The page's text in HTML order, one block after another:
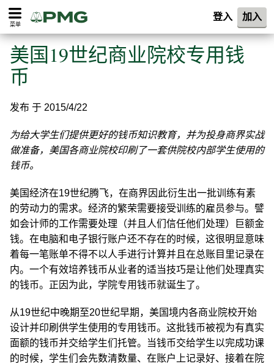
菜单
登入 加入
美国19世纪商业院校专用钱
币
发布 于 2015/4/22
为给大学生们提供更好的钱币知识教育，并为投身商界实战
做准备，美国各商业院校印刷了一套供院校内部学生使用的
钱币。
美国经济在19世纪腾飞，在商界因此衍生出一批训练有素
的劳动力的需求。经济的繁荣需要接受训练的雇员参与。譬
如会计师的工作需要处理（并且人们信任他们处理）巨额金
钱。在电脑和电子银行账户还不存在的时候，这很明显意味
着每一笔账单不得不以人手进行计算并且在总账目里记录在
内。一个有效培养钱币从业者的适当技巧是让他们处理真实
的钱币。正因为此，学院专用钱币就诞生了。
从19世纪中晚期至20世纪早期，美国境内各商业院校开始
设计并印刷供学生使用的专用钱币。这批钱币被视为有真实
面额的钱币并交给学生们托管。当钱币交给学生以完成功课
的时候，学生们会先数清数量、在账户上记录好、接着在院